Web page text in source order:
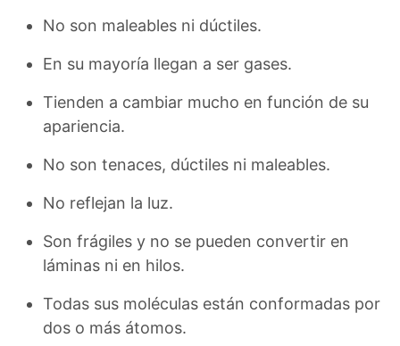
No son maleables ni dúctiles.
En su mayoría llegan a ser gases.
Tienden a cambiar mucho en función de su
apariencia.
No son tenaces, dúctiles ni maleables.
No reflejan la luz.
Son frágiles y no se pueden convertir en
láminas ni en hilos.
Todas sus moléculas están conformadas por
dos o más átomos.